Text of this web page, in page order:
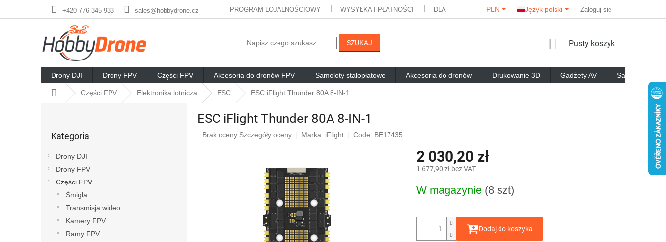
+420 776 345 933 sales@hobbydrone.cz PROGRAM LOJALNOŚCIOWY WYSYŁKA I PŁATNOŚCI DLA PARTNERÓW O NAS KONTAKTY OPINIE O SKLEPIE
PLN Język polski Zaloguj się
SZUKAJ KOSZYK
Pusty koszyk
Drony DJI Drony FPV Części FPV Akcesoria do dronów FPV Samoloty stałopłatowe Akcesoria do dronów Drukowanie 3D Gadżety AV Samochody RC
Home Części FPV Elektronika lotnicza ESC ESC iFlight Thunder 80A 8-IN-1
kategorie
Kategoria
Drony DJI
Drony FPV
Części FPV
Śmigła
Transmisja wideo
Kamery FPV
Ramy FPV
ESC iFlight Thunder 80A 8-IN-1
Średnia
Brak oceny Szczegóły oceny Marka: iFlight Code: BE17435
2 030,20 zł
1 677,90 zł bez VAT
jednostkowa:
W magazynie (8 szt)
Dodaj do koszyka